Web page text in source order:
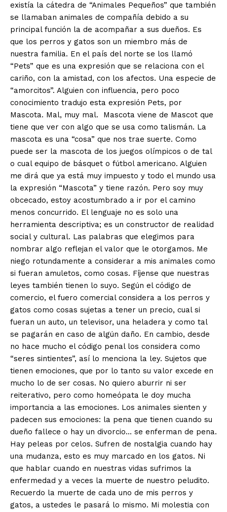
existía la cátedra de “Animales Pequeños” que también
se llamaban animales de compañía debido a su
principal función la de acompañar a sus dueños. Es
que los perros y gatos son un miembro más de
nuestra familia. En el país del norte se los llamó
“Pets” que es una expresión que se relaciona con el
cariño, con la amistad, con los afectos. Una especie de
“amorcitos”. Alguien con influencia, pero poco
conocimiento tradujo esta expresión Pets, por
Mascota. Mal, muy mal. Mascota viene de Mascot que
tiene que ver con algo que se usa como talismán. La
mascota es una “cosa” que nos trae suerte. Como
puede ser la mascota de los juegos olímpicos o de tal
o cual equipo de básquet o fútbol americano. Alguien
me dirá que ya está muy impuesto y todo el mundo usa
la expresión “Mascota” y tiene razón. Pero soy muy
obcecado, estoy acostumbrado a ir por el camino
menos concurrido. El lenguaje no es solo una
herramienta descriptiva; es un constructor de realidad
social y cultural. Las palabras que elegimos para
nombrar algo reflejan el valor que le otorgamos. Me
niego rotundamente a considerar a mis animales como
si fueran amuletos, como cosas. Fíjense que nuestras
leyes también tienen lo suyo. Según el código de
comercio, el fuero comercial considera a los perros y
gatos como cosas sujetas a tener un precio, cual si
fueran un auto, un televisor, una heladera y como tal
se pagarán en caso de algún daño. En cambio, desde
no hace mucho el código penal los considera como
“seres sintientes”, así lo menciona la ley. Sujetos que
tienen emociones, que por lo tanto su valor excede en
mucho lo de ser cosas. No quiero aburrir ni ser
reiterativo, pero como homeópata le doy mucha
importancia a las emociones. Los animales sienten y
padecen sus emociones: la pena que tienen cuando su
dueño fallece o hay un divorcio… se enferman de pena.
Hay peleas por celos. Sufren de nostalgia cuando hay
una mudanza, esto es muy marcado en los gatos. Ni
que hablar cuando en nuestras vidas sufrimos la
enfermedad y a veces la muerte de nuestro peludito.
Recuerdo la muerte de cada uno de mis perros y
gatos, a ustedes le pasará lo mismo. Mi molestia con